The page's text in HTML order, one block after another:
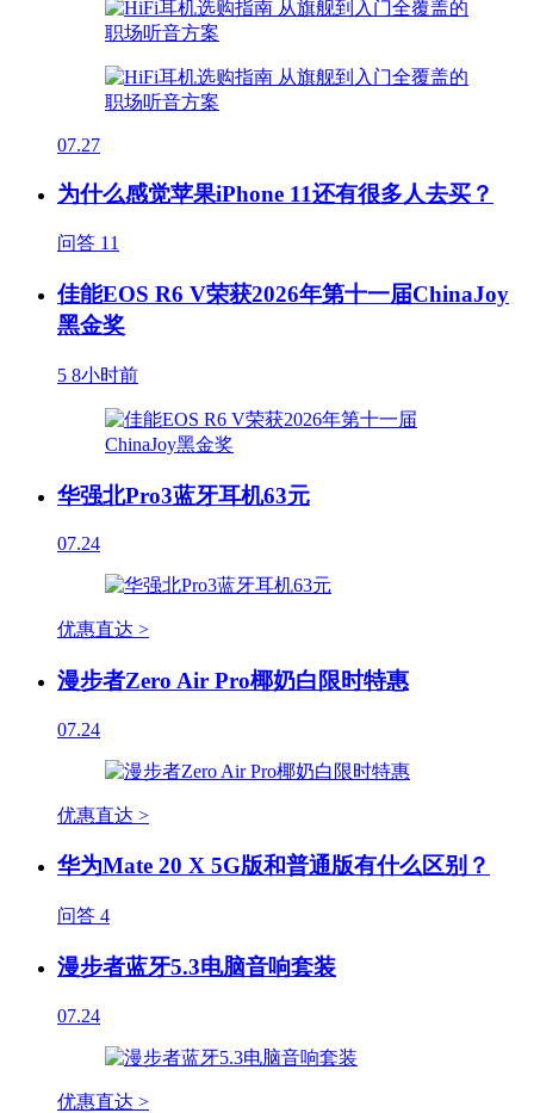
07.27
为什么感觉苹果iPhone 11还有很多人去买？
问答 11
佳能EOS R6 V荣获2026年第十一届ChinaJoy
黑金奖
5 8小时前
华强北Pro3蓝牙耳机63元
07.24
优惠直达 >
漫步者Zero Air Pro椰奶白限时特惠
07.24
优惠直达 >
华为Mate 20 X 5G版和普通版有什么区别？
问答 4
漫步者蓝牙5.3电脑音响套装
07.24
优惠直达 >